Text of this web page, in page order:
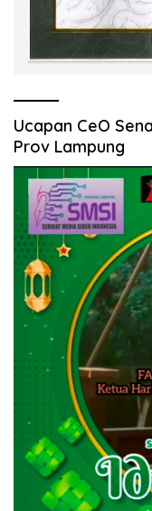
Ucapan CeO
Prov Lampung